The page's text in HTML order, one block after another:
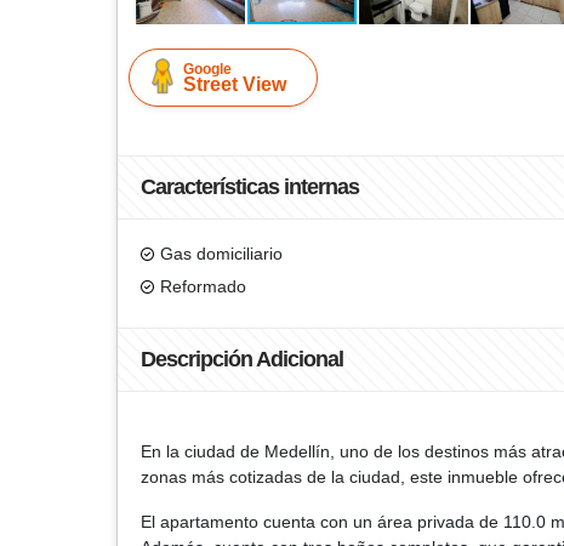
Google
Street View
Características internas
Gas domiciliario
Reformado
Descripción Adicional
En la ciudad de Medellín, uno de los destinos más
zonas más cotizadas de la ciudad, este inmueble
El apartamento cuenta con un área privada de 110.0